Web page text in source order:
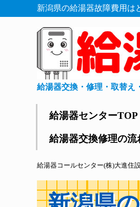
新潟県の給湯器故障費用
給湯器交換・修理・取替え
給湯器センターTOP
給湯器交換修理の流
給湯器コールセンター(株)大進住